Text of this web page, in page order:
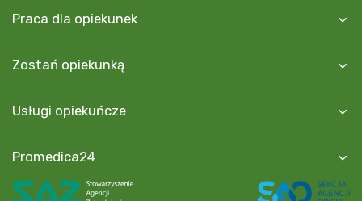
Praca dla opiekunek
Zostań opiekunką
Usługi opiekuńcze
Promedica24